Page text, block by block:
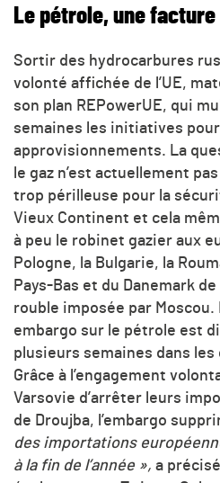
Le pétrole, une
Sortir des hydrocarbures
volonté affichée de l’UE,
son plan REPowerUE, qui
semaines les initiatives
approvisionnements. La
le gaz n’est actuellement
trop périlleuse pour la
Vieux Continent et cela
à peu le robinet gazier aux
Pologne, la Bulgarie, la
Pays-Bas et du Danemark
rouble imposée par Moscou.
embargo sur le pétrole est
plusieurs semaines dans
Grâce à l’engagement
Varsovie d’arrêter leurs
de Droujba, l’embargo
des importations
à la fin de l’année », a